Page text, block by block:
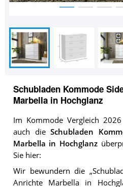
Schubladen Kommode
Marbella in Hochglanz
Im Kommode Vergleich
auch dieSchubladen
Marbella in Hochglanz
Sie hier:
Wir bewundern die
Anrichte Marbella in